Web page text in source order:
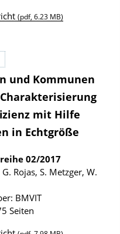
(pdf, 6.23 MB)
und Kommunen
mit Hilfe
in Echtgröße
02/2017
Rojas, S. Metzger, W.
BMVIT
Seiten